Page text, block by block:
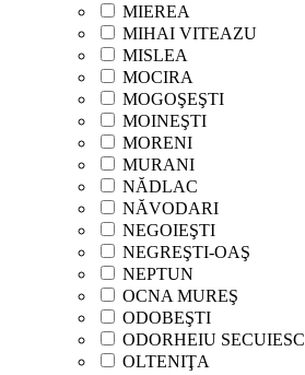
MIEREA
MIHAI VITEAZU
MISLEA
MOCIRA
MOGOŞEŞTI
MOINEŞTI
MORENI
MURANI
NĂDLAC
NĂVODARI
NEGOIEŞTI
NEGREŞTI-OAŞ
NEPTUN
OCNA MUREŞ
ODOBEŞTI
ODORHEIU SECUIESC
OLTENIŢA